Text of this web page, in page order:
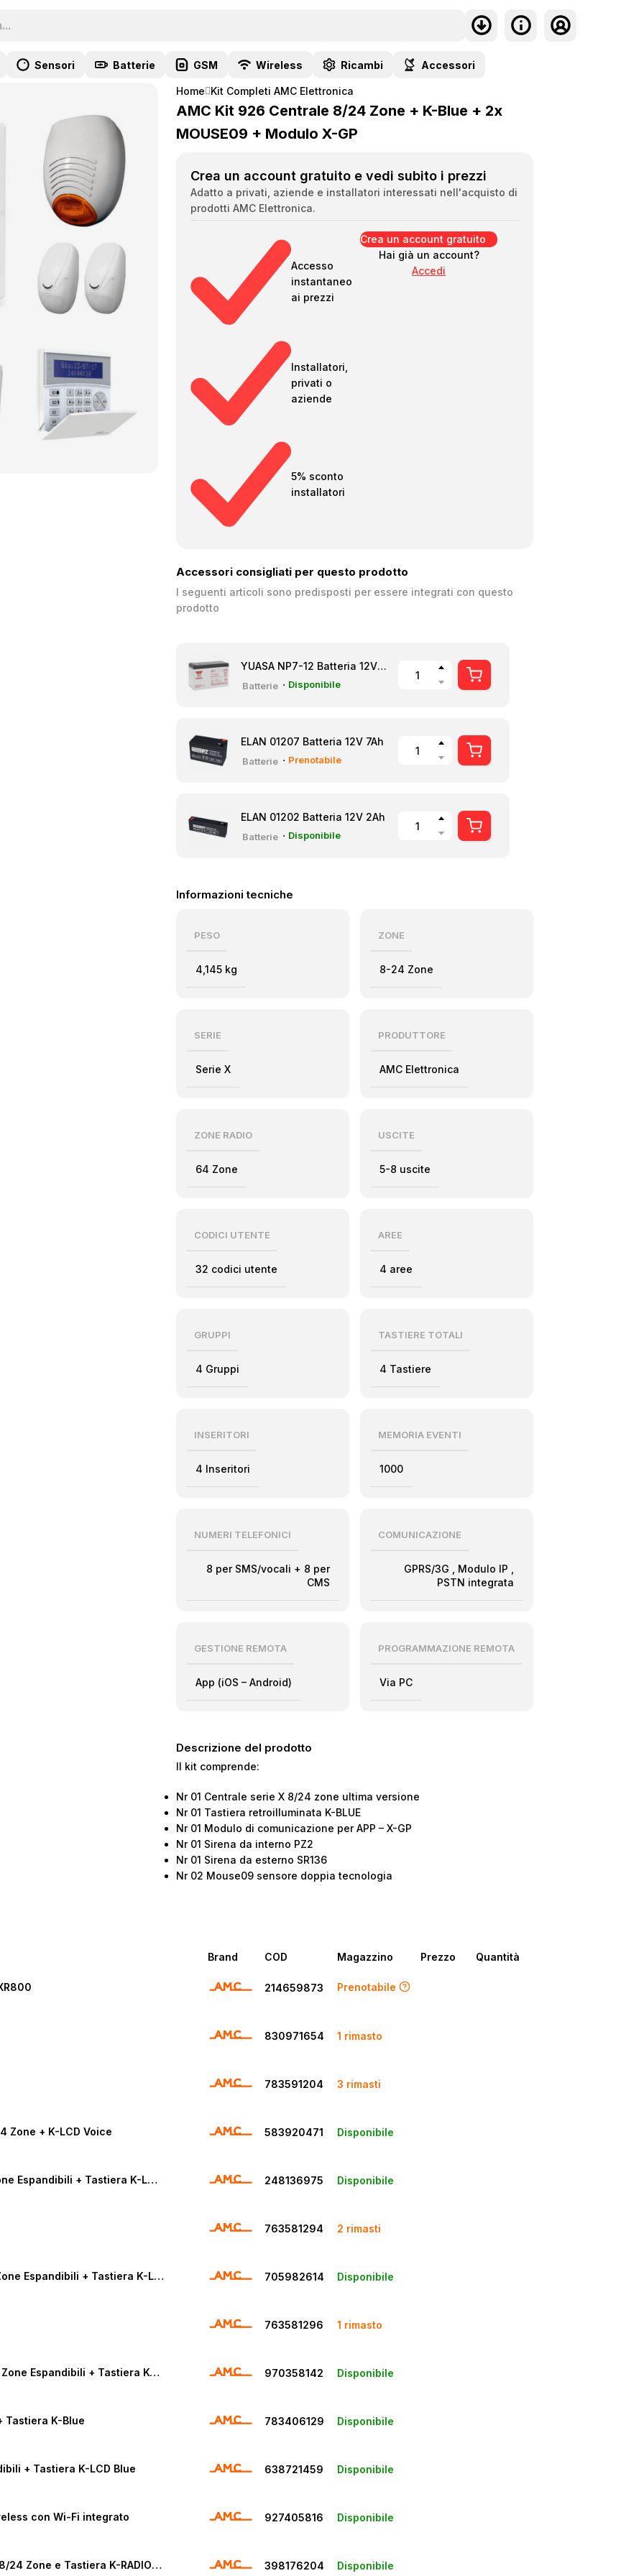
Sensori Batterie GSM Wireless Ricambi Accessori
Home Kit Completi AMC Elettronica
AMC Kit 926 Centrale 8/24 Zone + K-Blue + 2x
MOUSE09 + Modulo X-GP
Crea un account gratuito e vedi subito i prezzi
Adatto a privati, aziende e installatori interessati nell'acquisto di
prodotti AMC Elettronica.
Accesso
instantaneo
ai prezzi
Installatori,
privati o
aziende
5% sconto
installatori
Crea un account gratuito
Hai già un account?
Accedi
Accessori consigliati per questo prodotto
I seguenti articoli sono predisposti per essere integrati con questo
prodotto
YUASA NP7-12 Batteria 12V 7Ah
Batterie ⋅ Disponibile
ELAN 01207 Batteria 12V 7Ah
Batterie ⋅ Prenotabile
ELAN 01202 Batteria 12V 2Ah
Batterie ⋅ Disponibile
Informazioni tecniche
PESO
4,145 kg
ZONE
8-24 Zone
SERIE
Serie X
PRODUTTORE
AMC Elettronica
ZONE RADIO
64 Zone
USCITE
5-8 uscite
CODICI UTENTE
32 codici utente
AREE
4 aree
GRUPPI
4 Gruppi
TASTIERE TOTALI
4 Tastiere
INSERITORI
4 Inseritori
MEMORIA EVENTI
1000
NUMERI TELEFONICI
8 per SMS/vocali + 8 per
CMS
COMUNICAZIONE
GPRS/3G Modulo IP
PSTN integrata
GESTIONE REMOTA
App (iOS – Android)
PROGRAMMAZIONE REMOTA
Via PC
Descrizione del prodotto
Il kit comprende:
Nr 01 Centrale serie X 8/24 zone ultima versione
Nr 01 Tastiera retroilluminata K-BLUE
Nr 01 Modulo di comunicazione per APP – X-GP
Nr 01 Sirena da interno PZ2
Nr 01 Sirena da esterno SR136
Nr 02 Mouse09 sensore doppia tecnologia
Brand COD Magazzino Prezzo Quantità
214659873 Prenotabile
830971654 1 rimasto
783591204 3 rimasti
Zone + K-LCD Voice 583920471 Disponibile
AMC X412V K Kit Centrale Antifurto Serie X 4/12 Zone Espandibili + Tastiera K-LCD Blue 248136975 Disponibile
763581294 2 rimasti
AMC X824V K Kit Centrale Antifurto Serie X 8/24 Zone Espandibili + Tastiera K-LCD Blue 705982614 Disponibile
763581296 1 rimasto
AMC X412 – V3.73 Limited Edition Kit Centrale 4/12 Zone Espandibili + Tastiera K-LCD Blue 970358142 Disponibile
Tastiera K-Blue 783406129 Disponibile
+ Tastiera K-LCD Blue 638721459 Disponibile
con Wi-Fi integrato 927405816 Disponibile
AMC Kit – X824V KR Kit Centrale Antifurto Serie X 8/24 Zone e Tastiera K-RADIO 800 398176204 Disponibile